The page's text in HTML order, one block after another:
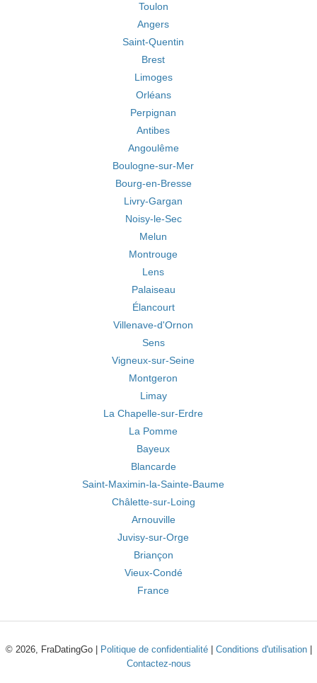
Toulon
Angers
Saint-Quentin
Brest
Limoges
Orléans
Perpignan
Antibes
Angoulême
Boulogne-sur-Mer
Bourg-en-Bresse
Livry-Gargan
Noisy-le-Sec
Melun
Montrouge
Lens
Palaiseau
Élancourt
Villenave-d'Ornon
Sens
Vigneux-sur-Seine
Montgeron
Limay
La Chapelle-sur-Erdre
La Pomme
Bayeux
Blancarde
Saint-Maximin-la-Sainte-Baume
Châlette-sur-Loing
Arnouville
Juvisy-sur-Orge
Briançon
Vieux-Condé
France
© 2026, FraDatingGo | Politique de confidentialité| Conditions d'utilisation|
Contactez-nous